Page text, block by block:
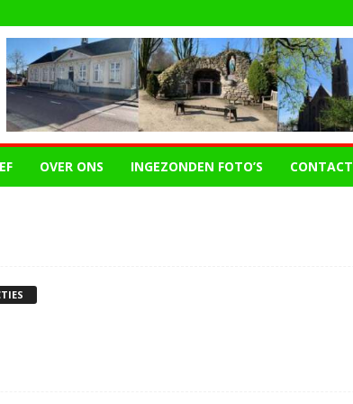
OVER ONS INGEZONDEN FOTO’S CONTACT